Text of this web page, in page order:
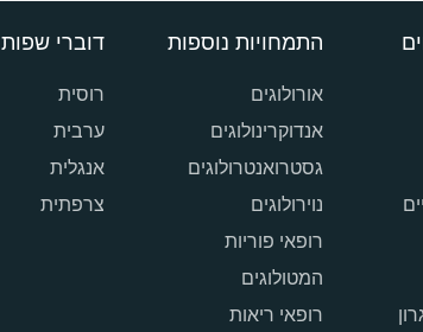
התמחויות נוספות
אורולוגים
אנדוקרינולוגים
גסטרואנטרולוגים
נוירולוגים
רופאי פוריות
המטולוגים
רופאי ריאות
דוברי שפות
רוסית
ערבית
אנגלית
צרפתית